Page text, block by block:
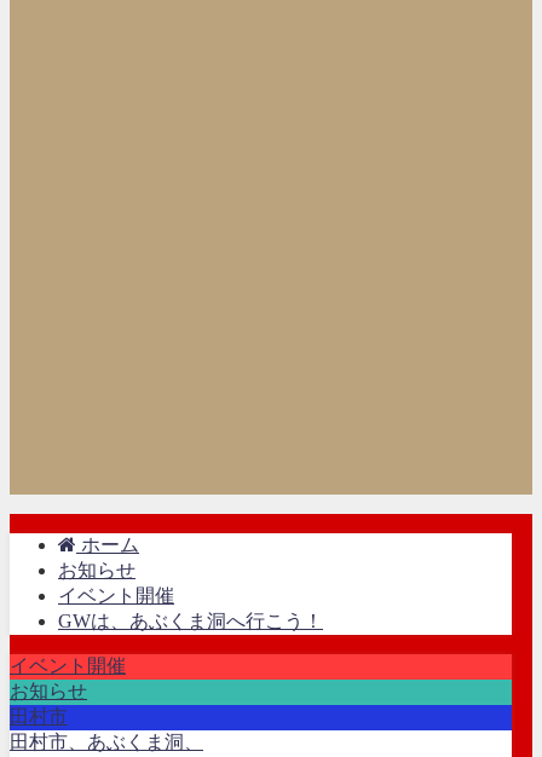
ホーム
お知らせ
イベント開催
GWは、あぶくま洞へ行こう！
イベント開催
お知らせ
田村市
田村市、あぶくま洞、